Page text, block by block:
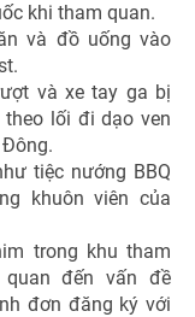
khi tham quan.
và đồ uống vào
và xe tay ga bị
lối đi dạo ven
tiệc nướng BBQ
khuôn viên của
trong khu tham
đến vấn đề
đơn đăng ký với